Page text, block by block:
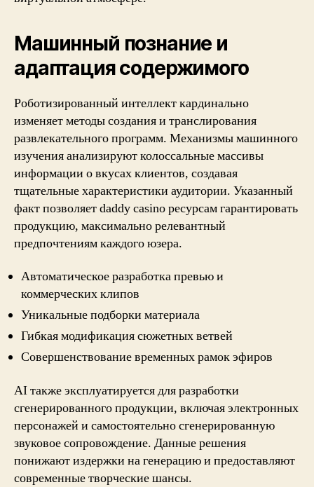
Машинный познание и
адаптация содержимого
Роботизированный интеллект кардинально
изменяет методы создания и транслирования
развлекательного программ. Механизмы машинного
изучения анализируют колоссальные массивы
информации о вкусах клиентов, создавая
тщательные характеристики аудитории. Указанный
факт позволяет daddy casino ресурсам гарантировать
продукцию, максимально релевантный
предпочтениям каждого юзера.
Автоматическое разработка превью и
коммерческих клипов
Уникальные подборки материала
Гибкая модификация сюжетных ветвей
Совершенствование временных рамок эфиров
AI также эксплуатируется для разработки
сгенерированного продукции, включая электронных
персонажей и самостоятельно сгенерированную
звуковое сопровождение. Данные решения
понижают издержки на генерацию и предоставляют
современные творческие шансы.